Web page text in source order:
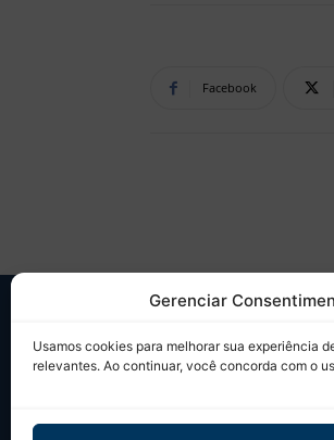
Gerenciar
Usamos cookies para melhorar sua experiência
relevantes. Ao continuar, você concorda com o
Facebook